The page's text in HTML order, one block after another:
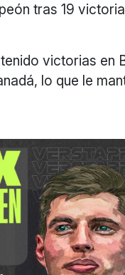
tras 19
victorias en
lo que le